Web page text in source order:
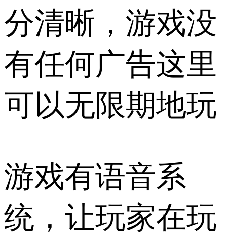
分清晰，游戏没
有任何广告这里
可以无限期地玩
游戏有语音系
统，让玩家在玩